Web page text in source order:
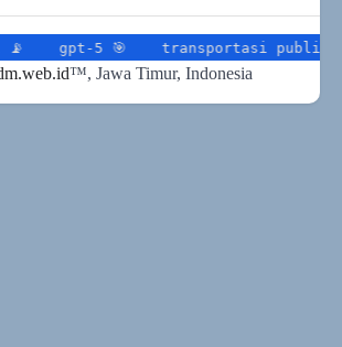
🎯 transportasi publik 🧠
™, Jawa Timur, Indonesia